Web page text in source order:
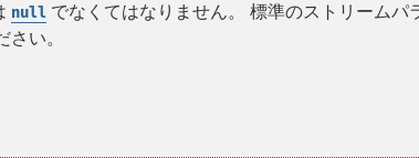
null でなくてはなりません。 標準のストリームパ
さい。